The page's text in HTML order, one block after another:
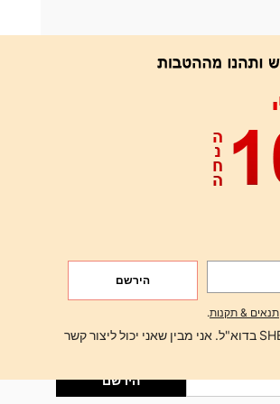
הירשם
הירשם
הירשם
הירשם
תנאים & תקנות.
ברצוני לקבל הצעות בלעדיות וחדשות SHEIN בדוא"ל. אני מבין שאני יכול ליצור קשר